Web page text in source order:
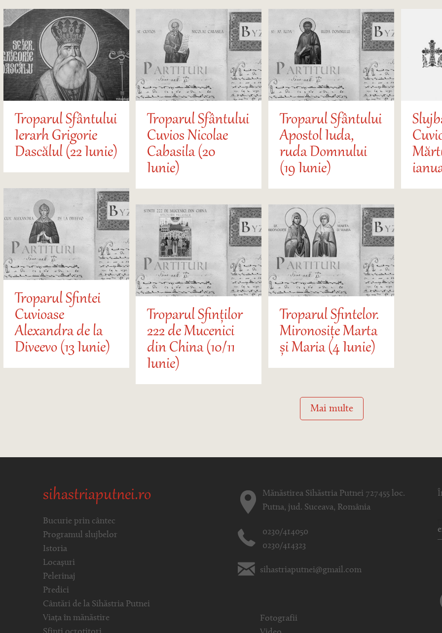
Troparul Sfântului
Ierarh Grigorie
Dascălul (22 Iunie)
Troparul Sfântului
Cuvios Nicolae
Cabasila (20
Iunie)
Troparul Sfântului
Apostol Iuda,
ruda Domnului
(19 Iunie)
Troparul Sfintei
Cuvioase
Alexandra de la
Diveevo (13 Iunie)
Troparul Sfinților
222 de Mucenici
din China (10/11
Iunie)
Troparul Sfintelor.
Mironosițe Marta
și Maria (4 Iunie)
Mai multe
sihastriaputnei.ro
Bucurie prin cântec
Programul slujbelor
Istoria
Locașuri
Pelerinaj
Predici
Cântări de la Sihăstria Putnei
Viața în mănăstire
Mănăstirea Sihăstria Putnei 727455 loc.
Putna, jud. Suceava, România
0230/414050
0230/414323
sihastriaputnei@gmail.com
Fotografii